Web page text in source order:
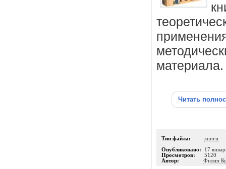
материала.
Читать
Тип файла: книги
Опубликовано: 17
Просмотров: 5120
Автор: Филип